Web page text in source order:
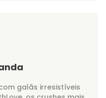
galãs irresistíveis